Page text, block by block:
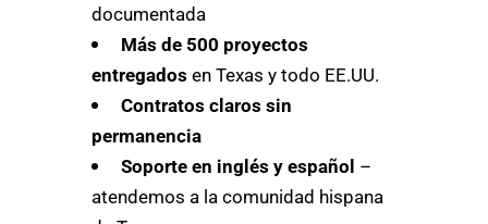
documentada
Más de 500 proyectos
entregados en Texas y todo EE.UU.
Contratos claros sin
permanencia
Soporte en inglés y español –
atendemos a la comunidad hispana